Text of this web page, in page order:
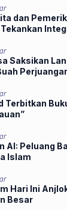
dan
Saksikan
Terbitkan
AI: Peluang
Islam
Hari Ini
Besar